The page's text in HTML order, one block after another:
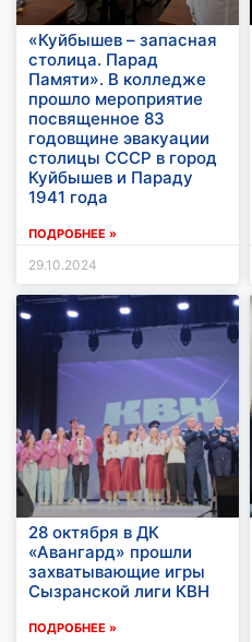
«Куйбышев – запасная
столица. Парад
Памяти». В колледже
прошло мероприятие
посвященное 83
годовщине эвакуации
столицы СССР в город
Куйбышев и Параду
1941 года
ПОДРОБНЕЕ »
29.10.2024
28 октября в ДК
«Авангард» прошли
захватывающие игры
Сызранской лиги КВН
ПОДРОБНЕЕ »